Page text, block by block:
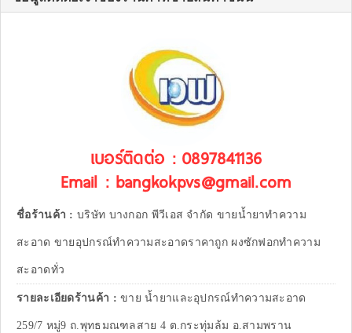
เบอร์ติดต่อ : 0897841136
Email : bangkokpvs@gmail.com
ชื่อร้านค้า : บริษัท บางกอก พีวีเอส จำกัด ขายน้ำยาทำความ
สะอาด ขายอุปกรณ์ทำความสะอาดราคาถูก ผงซักฟอกทำความ
สะอาดทั่ว
รายละเอียดร้านค้า :ขาย น้ำยาและอุปกรณ์ทำความสะอาด
259/7 หมู่9 ถ.พุทธมณฑลสาย 4 ต.กระทุ่มล้ม อ.สามพราน